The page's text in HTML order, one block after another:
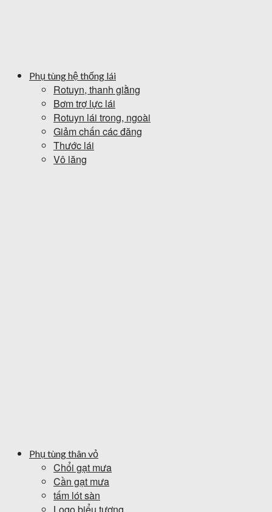
Phụ tùng hệ thống lái
Rotuyn, thanh giằng
Bơm trợ lực lái
Rotuyn lái trong, ngoài
Giảm chấn các đăng
Thước lái
Vô lăng
Phụ tùng thân vỏ
Chổi gạt mưa
Cần gạt mưa
tấm lót sàn
Logo biểu tượng